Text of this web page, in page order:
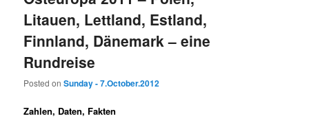
Litauen, Lettland, Estland,
Finnland, Dänemark – eine
Rundreise
Posted onSunday - 7.October.2012
Zahlen, Daten, Fakten